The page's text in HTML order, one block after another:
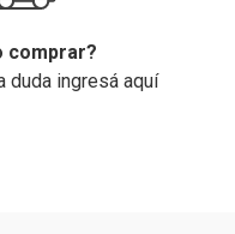
comprar?
duda ingresá aquí